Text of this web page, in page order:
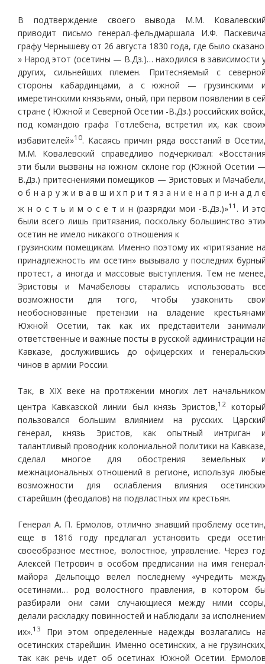
В подтверждение своего вывода М.М.
приводит письмо генерал-фельдмаршала И.Ф.
графу Чернышеву от 26 августа 1830 года, где было
» Народ этот (осетины — В.Дз.)… находился в зависимости
других, сильнейших племен. Притесняемый с
стороны кабардинцами, а с южной — грузинскими
имеретинскими князьями, оный, при первом появлении в
стране ( Южной и Северной Осетии -В.Дз.) российских
под командою графа Тотлебена, встретил их, как
избавителей»10. Касаясь причин ряда восстаний в
М.М. Ковалевский справедливо подчеркивал:
эти были вызваны на южном склоне гор (Южной Осетии
В.Дз.) притеснениями помещиков — Эристовых и
о б н а р у ж и в а в ш и х п р и т я з а н и е н а п р и-н а д л
ж н о с т ь и м о с е т и н (разрядки мои -В.Дз.)»11 . И
были всего лишь притязания, поскольку большинство
осетин не имело никакого отношения к
грузинским помещикам. Именно поэтому их «притязание
принадлежность им осетин» вызывало у последних
протест, а иногда и массовые выступления. Тем не
Эристовы и Мачабеловы старались использовать
возможности для того, чтобы узаконить
необоснованные претензии на владение
Южной Осетии, так как их представители
ответственные и важные посты в русской администрации
Кавказе, дослужившись до офицерских и
чинов в армии России.
Так, в XIX веке на протяжении многих лет
центра Кавказской линии был князь Эристов,12
пользовался большим влиянием на русских.
генерал, князь Эристов, как опытный интриган
талантливый проводник колониальной политики на
сделал многое для обострения земельных
межнациональных отношений в регионе, используя
возможности для ослабления влияния
старейшин (феодалов) на подвластных им крестьян.
Генерал А. П. Ермолов, отлично знавший проблему
еще в 1816 году предлагал установить среди
своеобразное местное, волостное, управление. Через
Алексей Петрович в особом предписании на имя
майора Дельпоццо велел последнему «учредить
осетинами… род волостного правления, в котором
разбирали они сами случающиеся между ними
делали раскладку повинностей и наблюдали за
их».13
При этом определенные надежды возлагались
осетинских старейшин. Именно осетинских, а не
так как речь идет об осетинах Южной Осетии.